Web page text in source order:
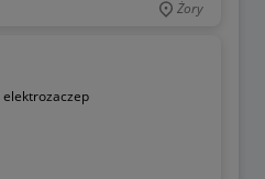
Żory
elektrozaczep